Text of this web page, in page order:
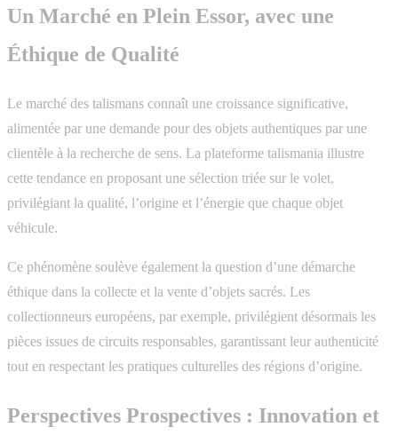
Un Marché en Plein Essor, avec une
Éthique de Qualité
Le marché des talismans connaît une croissance significative,
alimentée par une demande pour des objets authentiques par une
clientèle à la recherche de sens. La plateforme talismania illustre
cette tendance en proposant une sélection triée sur le volet,
privilégiant la qualité, l’origine et l’énergie que chaque objet
véhicule.
Ce phénomène soulève également la question d’une démarche
éthique dans la collecte et la vente d’objets sacrés. Les
collectionneurs européens, par exemple, privilégient désormais les
pièces issues de circuits responsables, garantissant leur authenticité
tout en respectant les pratiques culturelles des régions d’origine.
Perspectives Prospectives : Innovation et